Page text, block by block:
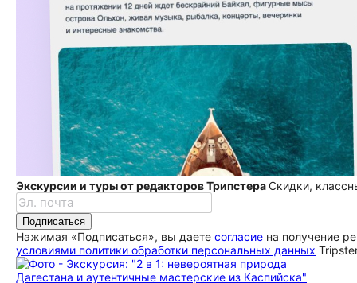
Экскурсии и туры от редакторов ТрипстераСкидки,
Подписаться
Нажимая «Подписаться», вы даете согласие на получение
условиями политики обработки персональных данных